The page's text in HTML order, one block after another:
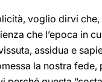
voglio dirvi
che l’epoca in
assidua e
la nostra fede,